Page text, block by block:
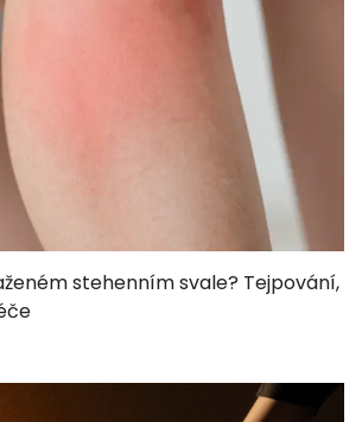
stehenním svale? Tejpování,